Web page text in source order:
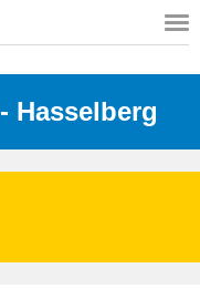
- Hasselberg